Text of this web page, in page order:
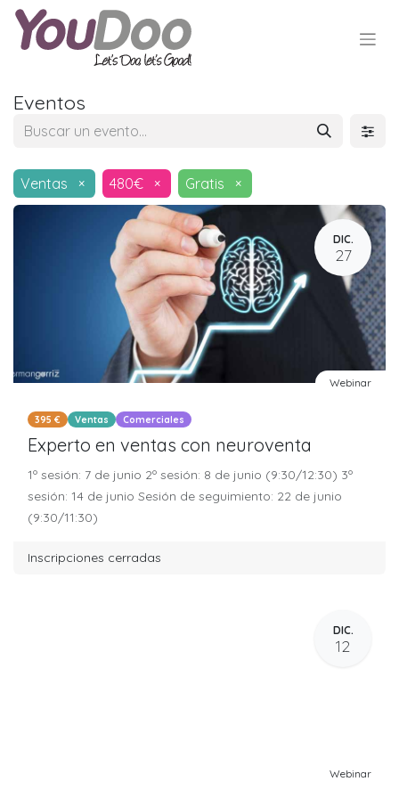
Eventos
Ventas × 480€ × Gratis ×
DIC.
27
Webinar
395 € Ventas Comerciales
Experto en ventas con neuroventa
1º sesión: 7 de junio 2º sesión: 8 de junio (9:30/12:30) 3º
sesión: 14 de junio Sesión de seguimiento: 22 de junio
(9:30/11:30)
Inscripciones cerradas
DIC.
12
Webinar